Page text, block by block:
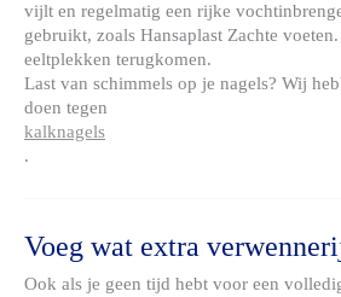
vijlt en regelmatig een rijke
gebruikt, zoals Hansaplast Zachte
eeltplekken terugkomen.
Last van schimmels op je nagels? Wij
doen tegen
kalknagels
.
Voeg wat extra
Ook als je geen tijd hebt voor een